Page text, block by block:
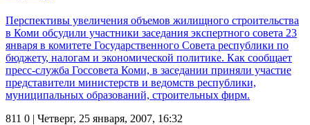
Перспективы увеличения объемов жилищного строительства
в Коми обсудили участники заседания экспертного совета 23
января в комитете Государственного Совета республики по
бюджету, налогам и экономической политике. Как сообщает
пресс-служба Госсовета Коми, в заседании приняли участие
представители министерств и ведомств республики,
муниципальных образований, строительных фирм.
811 0 | Четверг, 25 января, 2007, 16:32